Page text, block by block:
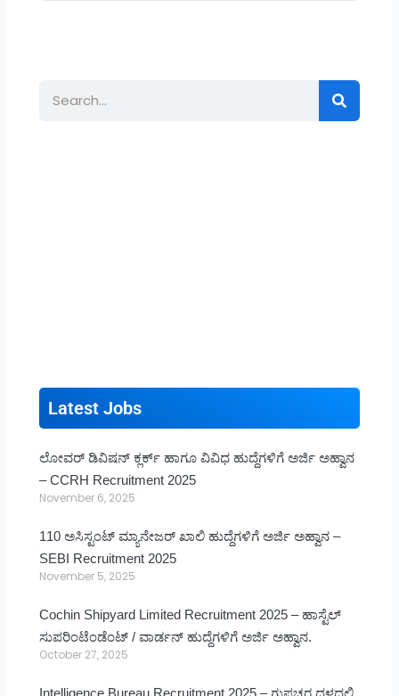
Search
Latest Jobs
ಲೋವರ್ ಡಿವಿಷನ್ ಕ್ಲರ್ಕ್ ಹಾಗೂ ವಿವಿಧ ಹುದ್ದೆಗಳಿಗೆ ಅರ್ಜಿ ಅಹ್ವಾನ
– CCRH Recruitment 2025
November 6, 2025
110 ಅಸಿಸ್ಟಂಟ್ ಮ್ಯಾನೇಜರ್ ಖಾಲಿ ಹುದ್ದೆಗಳಿಗೆ ಅರ್ಜಿ ಅಹ್ವಾನ –
SEBI Recruitment 2025
November 5, 2025
Cochin Shipyard Limited Recruitment 2025 – ಹಾಸ್ಟೆಲ್
ಸುಪರಿಂಟೆಂಡೆಂಟ್ / ವಾರ್ಡನ್ ಹುದ್ದೆಗಳಿಗೆ ಅರ್ಜಿ ಅಹ್ವಾನ.
October 27, 2025
Intelligence Bureau Recruitment 2025 – ಗುಪ್ತಚರ ದಳದಲ್ಲಿ